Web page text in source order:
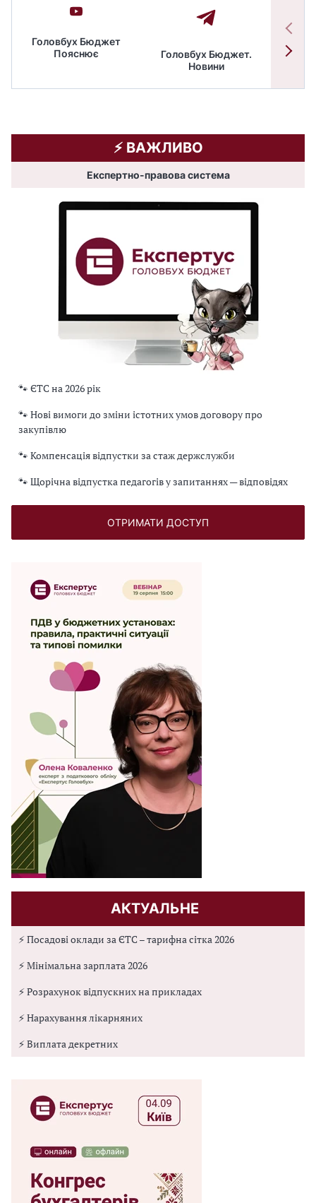
Головбух Бюджет
Пояснює
Головбух Бюджет.
Новини
⚡️ ВАЖЛИВО
Експертно-правова система
🐾 ЄТС на 2026 рік
🐾 Нові вимоги до зміни істотних умов договору про
закупівлю
🐾 Компенсація відпустки за стаж держслужби
🐾 Щорічна відпустка педагогів у запитаннях — відповідях
ОТРИМАТИ ДОСТУП
АКТУАЛЬНЕ
⚡ Посадові оклади за ЄТС – тарифна сітка 2026
⚡ Мінімальна зарплата 2026
⚡ Розрахунок відпускних на прикладах
⚡ Нарахування лікарняних
⚡ Виплата декретних